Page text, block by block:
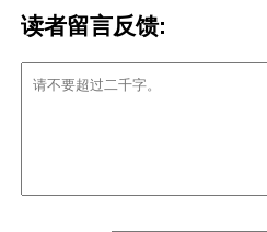
读者留言反馈: